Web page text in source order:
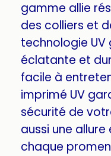
gamme allie
des colliers et
technologie
éclatante et
facile à
imprimé UV
sécurité de
aussi une
chaque